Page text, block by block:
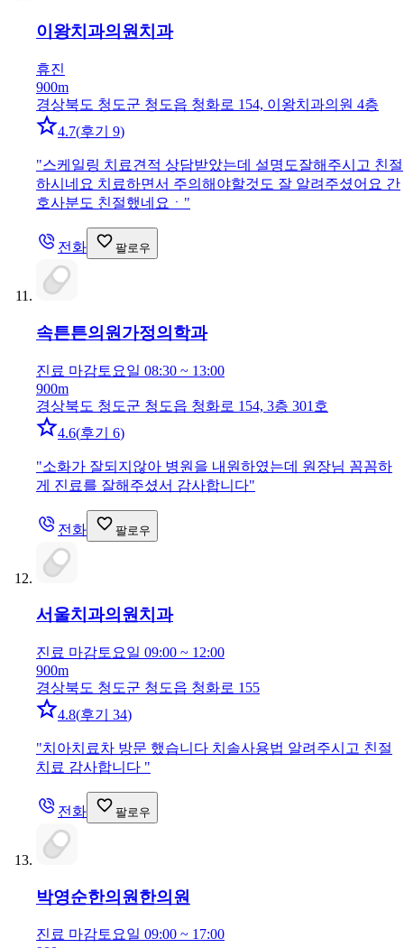
이왕치과의원치과
휴진
900m
경상북도 청도군 청도읍 청화로 154, 이왕치과의원 4층
4.7(후기 9)
"스케일링 치료견적 상담받았는데 설명도잘해주시고 친절
하시네요 치료하면서 주의해야할것도 잘 알려주셨어요 간
호사분도 친절했네요ㆍ "
전화 팔로우
속튼튼의원 가정의학과
진료 마감토요일 08:30 ~ 13:00
900m
경상북도 청도군 청도읍 청화로 154, 3층 301호
4.6(후기 6)
"소화가 잘되지않아 병원을 내원하였는데 원장님 꼼꼼하
게 진료를 잘해주셨서 감사합니다"
전화 팔로우
서울치과의원치과
진료 마감토요일 09:00 ~ 12:00
900m
경상북도 청도군 청도읍 청화로 155
4.8(후기 34)
"치아치료차 방문 했습니다 치솔사용법 알려주시고 친절
치료 감사합니다 "
전화 팔로우
박영순한의원 한의원
진료 마감토요일 09:00 ~ 17:00